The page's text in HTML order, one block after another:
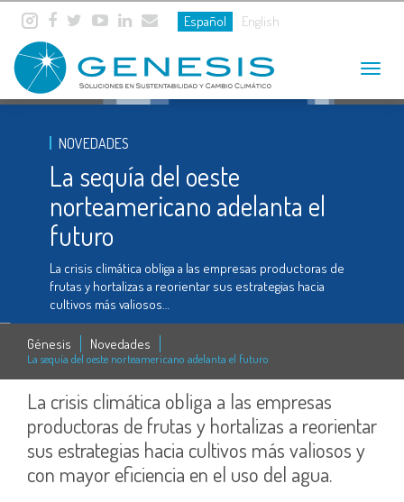
Español English
Toggle
NOVEDADES
La sequía del oeste
norteamericano adelanta el
futuro
La crisis climática obliga a las empresas productoras de
frutas y hortalizas a reorientar sus estrategias hacia
cultivos más valiosos…
Génesis Novedades
La sequía del oeste norteamericano adelanta el futuro
La crisis climática obliga a las empresas
productoras de frutas y hortalizas a reorientar
sus estrategias hacia cultivos más valiosos y
con mayor eficiencia en el uso del agua.